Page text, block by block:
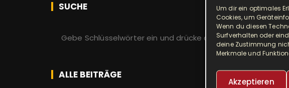
Um dir ein optimales
Cookies, um
Wenn du diesen
Surfverhalten oder
deine Zustimmung
Merkmale und
Akzeptieren
SUCHE
h
e
ALLE BEITRÄGE